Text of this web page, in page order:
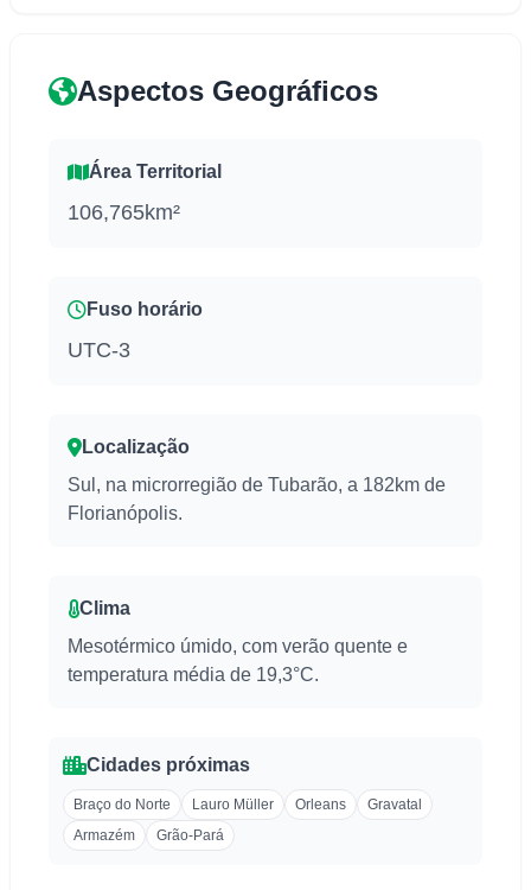
Aspectos Geográficos
Área Territorial
106,765km²
Fuso horário
UTC-3
Localização
Sul, na microrregião de Tubarão, a 182km de
Florianópolis.
Clima
Mesotérmico úmido, com verão quente e
temperatura média de 19,3°C.
Cidades próximas
Braço do Norte Lauro Müller Orleans
Gravatal
Armazém
Grão-Pará